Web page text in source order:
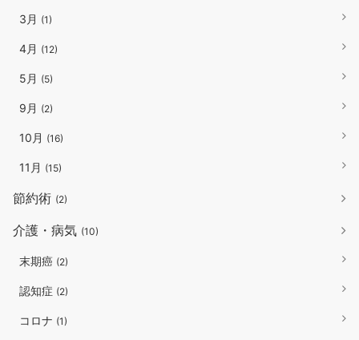
3月 (1)
4月 (12)
5月 (5)
9月 (2)
10月 (16)
11月 (15)
節約術 (2)
介護・病気 (10)
末期癌 (2)
認知症 (2)
コロナ (1)